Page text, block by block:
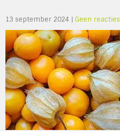
13 september 2024 |Geen reacties